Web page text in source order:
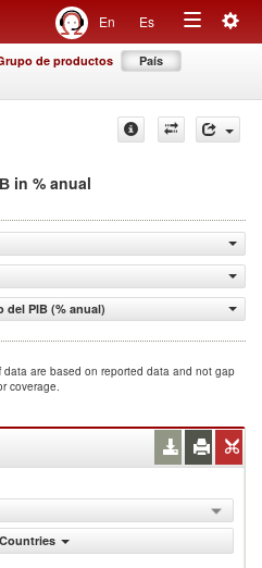
En Es
Toggle
de productos País
in % anual
del PIB (% anual)
data are based on reported data and not gap
coverage.